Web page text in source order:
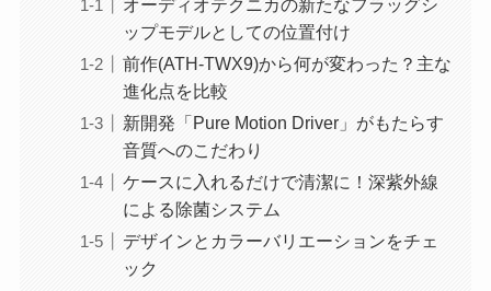
オーディオテクニカの新たなフラッグシ
ップモデルとしての位置付け
前作(ATH-TWX9)から何が変わった？主な
進化点を比較
新開発「Pure Motion Driver」がもたらす
音質へのこだわり
ケースに入れるだけで清潔に！深紫外線
による除菌システム
デザインとカラーバリエーションをチェ
ック